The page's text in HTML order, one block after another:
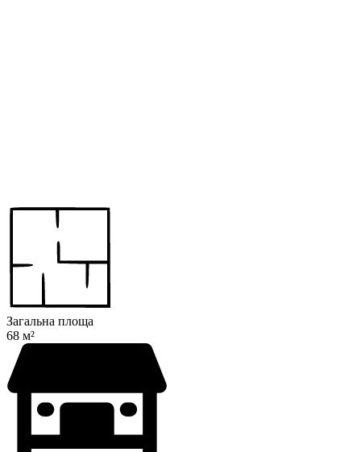
Загальна площа
68 м²